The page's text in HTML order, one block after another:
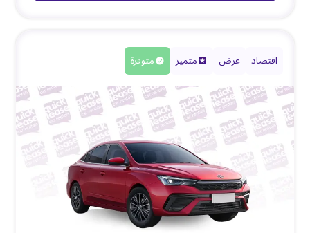
اقتصاد عرض متميز متوفرة